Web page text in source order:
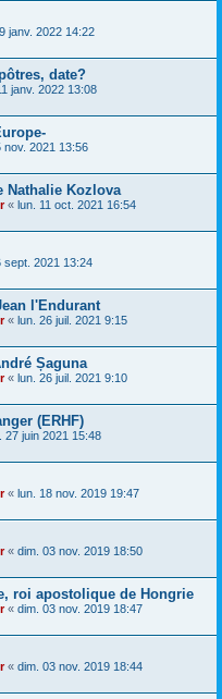
janv. 2022 14:22
date?
janv. 2022 13:08
nov. 2021 13:56
Nathalie Kozlova
« lun. 11 oct. 2021 16:54
sept. 2021 13:24
l'Endurant
« lun. 26 juil. 2021 9:15
Șaguna
« lun. 26 juil. 2021 9:10
(ERHF)
27 juin 2021 15:48
« lun. 18 nov. 2019 19:47
« dim. 03 nov. 2019 18:50
roi apostolique de Hongrie
« dim. 03 nov. 2019 18:47
« dim. 03 nov. 2019 18:44